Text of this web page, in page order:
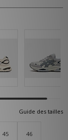
Guide des tailles
45 46